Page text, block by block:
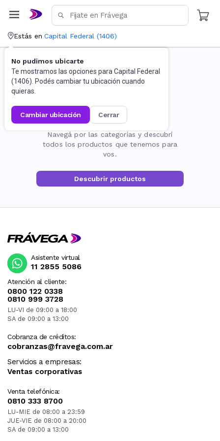
Estás en Capital Federal (1406)
No pudimos ubicarte
Te mostramos las opciones para Capital Federal
(1406). Podés cambiar tu ubicación cuando
quieras.
cambiar ubicación cerrar
La página no existe
Navegá por las categorías y descubrí
todos los productos que tenemos para
vos.
Descubrir productos
Atención al cliente:
0800 122 0338
0810 999 3728
LU-VI de 09:00 a 18:00
SA de 09:00 a 13:00
Cobranza de créditos:
cobranzas@fravega.com.ar
Servicios a empresas:
Ventas corporativas
Venta telefónica:
0810 333 8700
LU-MIE de 08:00 a 23:59
JUE-VIE de 08:00 a 20:00
SA de 09:00 a 13:00
Asistente virtual
11 2855 5086